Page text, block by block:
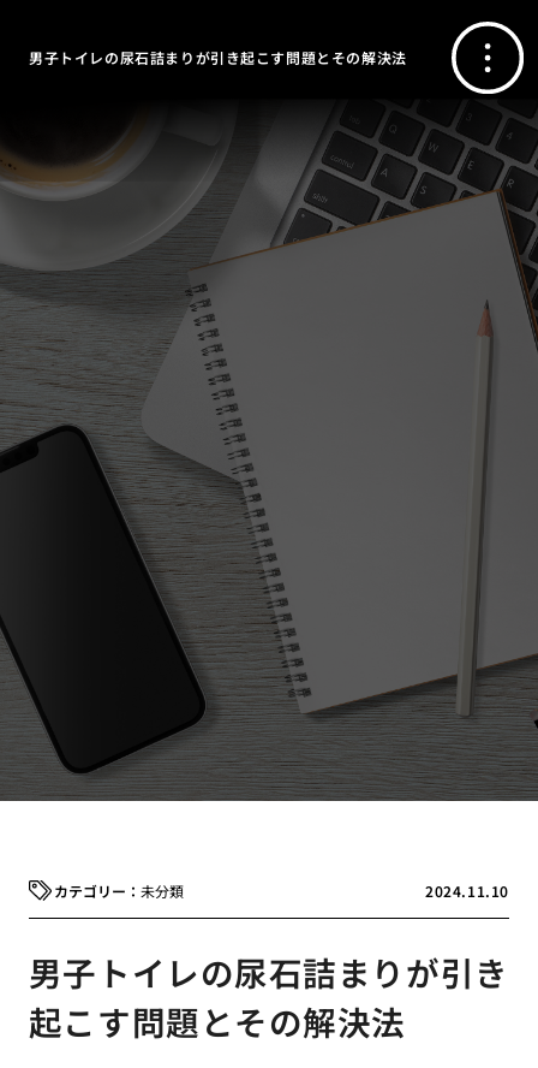
男子トイレの尿石詰まりが引き起こす問題とその解決法
2024.11.10
未分類
男子トイレの尿石詰まりが引き
起こす問題とその解決法